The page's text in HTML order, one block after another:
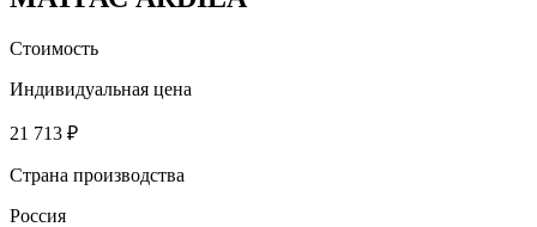
Стоимость
Индивидуальная цена
21 713 ₽
Страна производства
Россия